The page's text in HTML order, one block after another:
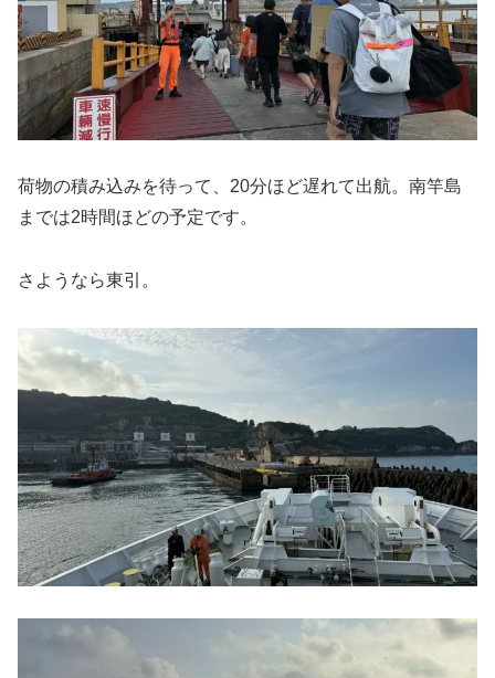
荷物の積み込みを待って、20分ほど遅れて出航。南竿島
までは2時間ほどの予定です。
さようなら東引。